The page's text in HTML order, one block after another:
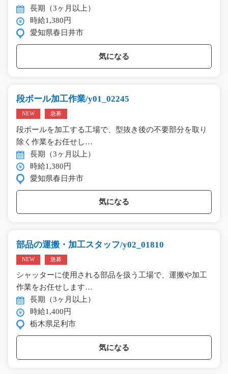
長期（3ヶ月以上）
時給1,380円
愛知県春日井市
気になる
段ボール加工作業/y01_02245
NEW 急募
段ボールを加工する工場で、型抜き後の不要部分を取り
除く作業をお任せし…
長期（3ヶ月以上）
時給1,380円
愛知県春日井市
気になる
部品の運搬・加工スタッフ/y02_01810
NEW 急募
シャッターに使用される部品を扱う工場で、運搬や加工
作業をお任せします…
長期（3ヶ月以上）
時給1,400円
栃木県足利市
気になる